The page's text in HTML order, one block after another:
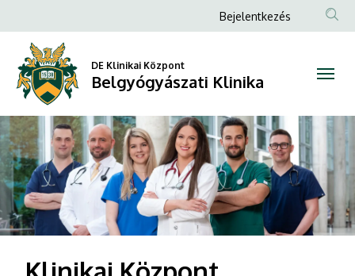
Klinika
Anonim
menüje
Bejelentkezés
DE Klinikai Központ
Belgyógyászati Klinika
DIAVETÍTÉS